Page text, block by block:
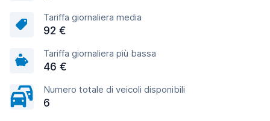
Tariffa giornaliera media
92 €
Tariffa giornaliera più bassa
46 €
Numero totale di veicoli disponibili
6